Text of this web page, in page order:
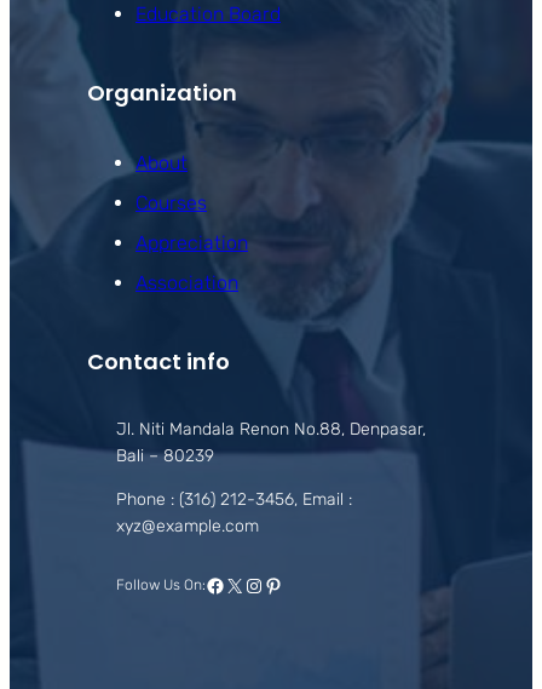
Education Board
Organization
About
Courses
Appreciation
Association
Contact info
Jl. Niti Mandala Renon No.88, Denpasar,
Bali – 80239
Phone : (316) 212-3456, Email :
xyz@example.com
Follow Us On:Facebook
X Instagram
Pinterest